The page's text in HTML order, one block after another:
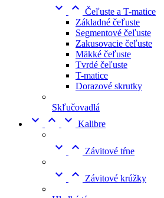
  Čeľuste a T-matice
Základné čeľuste
Segmentové čeľuste
Zakusovacie čeľuste
Mäkké čeľuste
Tvrdé čeľuste
T-matice
Dorazové skrutky
Skľučovadlá
   Kalibre
  Závitové tŕne
  Závitové krúžky